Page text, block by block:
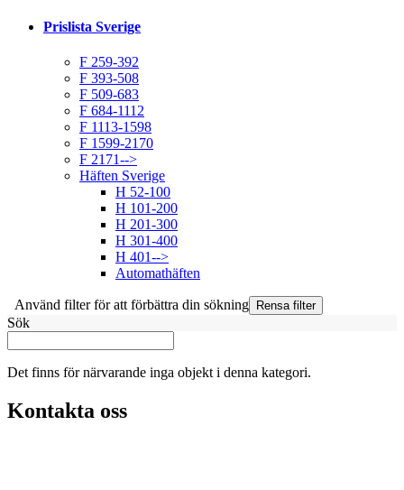
Prislista Sverige
F 259-392
F 393-508
F 509-683
F 684-1112
F 1113-1598
F 1599-2170
F 2171-->
Häften Sverige
H 52-100
H 101-200
H 201-300
H 301-400
H 401-->
Automathäften
Använd filter för att förbättra din sökning
Sök
Det finns för närvarande inga objekt i denna kategori.
Kontakta oss